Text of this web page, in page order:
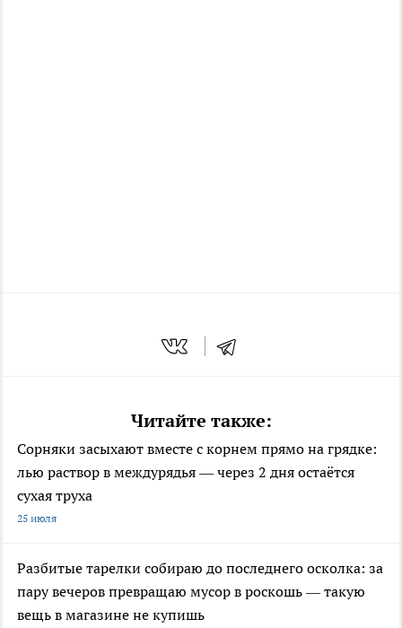
Читайте также:
Сорняки засыхают вместе с корнем прямо на грядке:
лью раствор в междурядья — через 2 дня остаётся
сухая труха
25 июля
Разбитые тарелки собираю до последнего осколка: за
пару вечеров превращаю мусор в роскошь — такую
вещь в магазине не купишь